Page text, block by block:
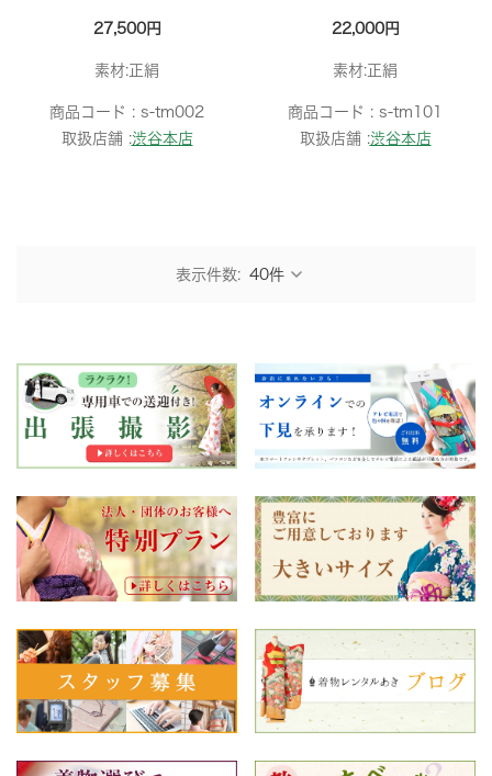
27,500円
素材:正絹
商品コード : s-tm002
取扱店舗 :渋谷本店
22,000円
素材:正絹
商品コード : s-tm101
取扱店舗 :渋谷本店
表示件数: